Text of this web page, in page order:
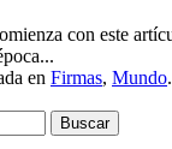
con este
en Firmas, Mundo